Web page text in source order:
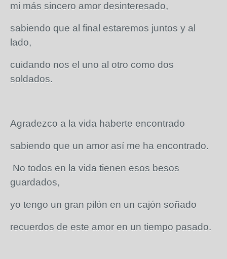
mi más sincero amor desinteresado,
sabiendo que al final estaremos juntos y al
lado,
cuidando nos el uno al otro como dos
soldados.
Agradezco a la vida haberte encontrado
sabiendo que un amor así me ha encontrado.
No todos en la vida tienen esos besos
guardados,
yo tengo un gran pilón en un cajón soñado
recuerdos de este amor en un tiempo pasado.